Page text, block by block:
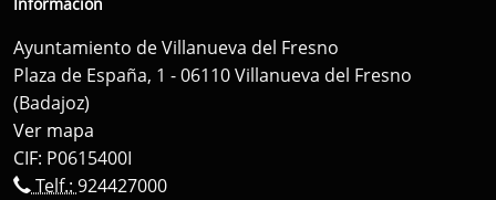
Información
Ayuntamiento de Villanueva del Fresno
Plaza de España, 1 - 06110 Villanueva del Fresno
(Badajoz)
Ver mapa
CIF: P0615400I
Telf.: 924427000